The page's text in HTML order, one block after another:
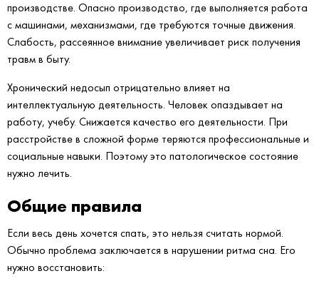
производстве. Опасно производство, где выполняется работа
с машинами, механизмами, где требуются точные движения.
Слабость, рассеянное внимание увеличивает риск получения
травм в быту.
Хронический недосып отрицательно влияет на
интеллектуальную деятельность. Человек опаздывает на
работу, учебу. Снижается качество его деятельности. При
расстройстве в сложной форме теряются профессиональные и
социальные навыки. Поэтому это патологическое состояние
нужно лечить.
Общие правила
Если весь день хочется спать, это нельзя считать нормой.
Обычно проблема заключается в нарушении ритма сна. Его
нужно восстановить: